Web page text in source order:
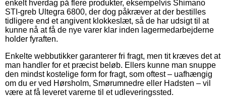
enkelt hverdag på flere produkter, eksempelvis Shimano
STI-greb Ultegra 6800, der dog påkræver at der bestilles
tidligere end et angivent klokkeslæt, så de har udsigt til at
kunne nå at få de nye varer klar inden lagermedarbejderne
holder fyraften.
Enkelte webbutikker garanterer fri fragt, men tit kræves det at
man handler for et præcist beløb. Ellers kunne man snuppe
den mindst kostelige form for fragt, som oftest – uafhængig
om du er ved Hørsholm, Smørumnedre eller Hadsten – vil
være at få leveret varerne til et udleveringssted.